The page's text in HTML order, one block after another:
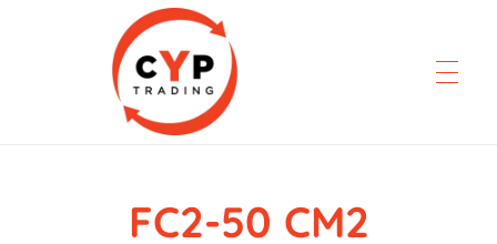
CYP Trading
Professionelle ErsatzteilbeschaffungFC2-50 CM2